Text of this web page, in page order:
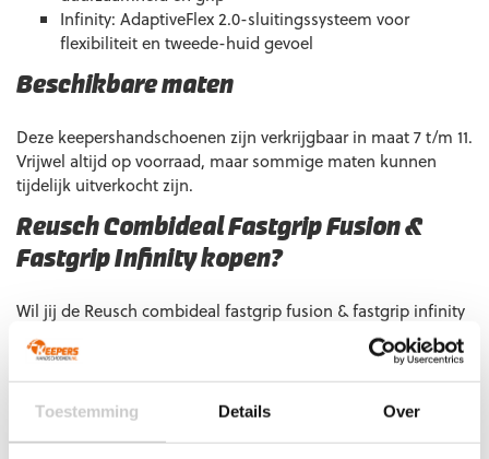
Toestemming Details Over
€0,00 (bespaar 10%)Uitverkocht
Infinity: AdaptiveFlex 2.0-sluitingssysteem voor
flexibiliteit en tweede-huid gevoel
Beschikbare maten
Deze keepershandschoenen zijn verkrijgbaar in maat 7 t/m 11.
Vrijwel altijd op voorraad, maar sommige maten kunnen
tijdelijk uitverkocht zijn.
Reusch Combideal Fastgrip Fusion &
Fastgrip Infinity kopen?
Wil jij de Reusch combideal fastgrip fusion & fastgrip infinity
kopen? Vóór 23:00 uur besteld, morgen al in huis. Heb je
vragen? Neem gerust contact met ons op, we helpen je
graag verder.